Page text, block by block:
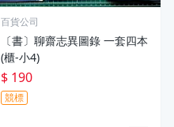
百貨公司
〔書〕聊齋志異圖錄 一套四本
(櫃-小4)
$ 190
競標